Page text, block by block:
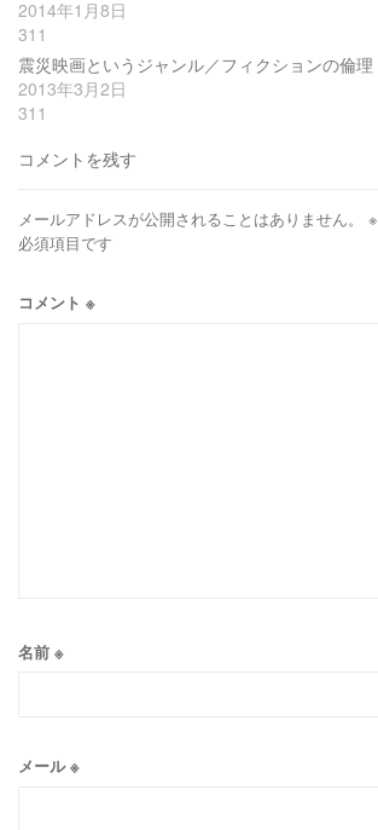
2014年1月8日
311
震災映画というジャンル／フィクションの倫理
2013年3月2日
311
コメントを残す
メールアドレスが公開されることはありません。 ※
必須項目です
コメント ※
名前 ※
メール※